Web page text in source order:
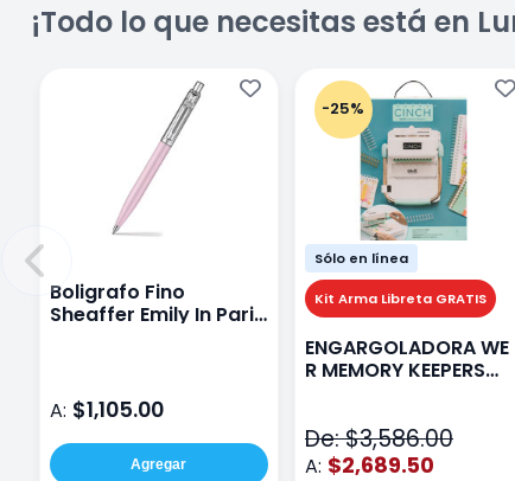
¡Todo lo que necesitas está en
Boligrafo Fino
Sheaffer Emily In Paris
A: $1,105.00
Agregar
-25%
Sólo en línea
Kit Arma Libreta GRATIS
ENGARGOLADORA WE
R MEMORY KEEPERS
De: $3,586.00
A: $2,689.50